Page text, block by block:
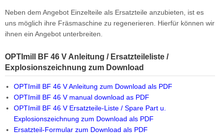
Neben dem Angebot Einzelteile als Ersatzteile anzubieten, ist es
uns möglich ihre Fräsmaschine zu regenerieren. Hierfür können wir
ihnen ein Angebot unterbreiten.
OPTImill BF 46 V Anleitung / Ersatzteileliste /
Explosionszeichnung zum Download
OPTImill BF 46 V Anleitung zum Download als PDF
OPTImill BF 46 V manual download as PDF
OPTImill BF 46 V Ersatzteile-Liste / Spare Part u.
Explosionszeichnung zum Download als PDF
Ersatzteil-Formular zum Download als PDF